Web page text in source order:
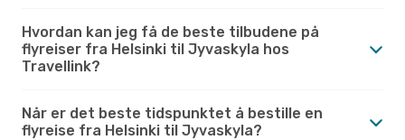
Hvordan kan jeg få de beste tilbudene på
flyreiser fra Helsinki til Jyvaskyla hos
Travellink?
Når er det beste tidspunktet å bestille en
flyreise fra Helsinki til Jyvaskyla?